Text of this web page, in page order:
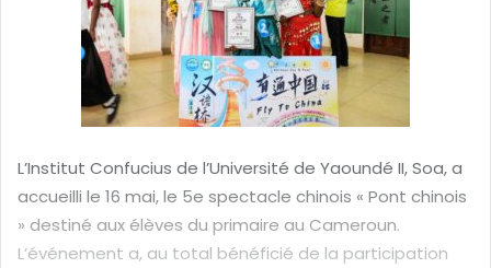
c
o
u
r
r
e
l
L’Institut Confucius de l’Université de Yaoundé II, Soa, a
accueilli le 16 mai, le 5e spectacle chinois « Pont chinois
» destiné aux élèves du primaire au Cameroun.
L’événement a, au total bénéficié de la participation